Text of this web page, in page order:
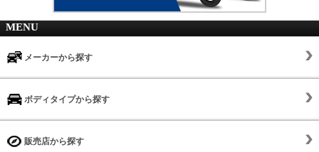
MENU
メーカーから探す
ボディタイプから探す
販売店から探す